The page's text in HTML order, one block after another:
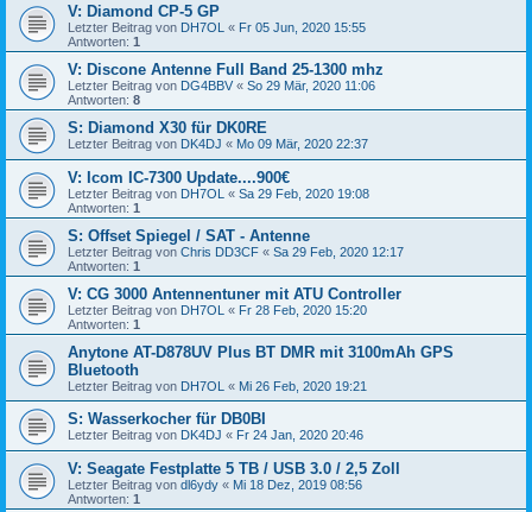
V: Diamond CP-5 GP
Letzter Beitrag von DH7OL « Fr 05 Jun, 2020 15:55
Antworten: 1
V: Discone Antenne Full Band 25-1300 mhz
Letzter Beitrag von DG4BBV « So 29 Mär, 2020 11:06
Antworten: 8
S: Diamond X30 für DK0RE
Letzter Beitrag von DK4DJ « Mo 09 Mär, 2020 22:37
V: Icom IC-7300 Update....900€
Letzter Beitrag von DH7OL « Sa 29 Feb, 2020 19:08
Antworten: 1
S: Offset Spiegel / SAT - Antenne
Letzter Beitrag von Chris DD3CF « Sa 29 Feb, 2020 12:17
Antworten: 1
V: CG 3000 Antennentuner mit ATU Controller
Letzter Beitrag von DH7OL « Fr 28 Feb, 2020 15:20
Antworten: 1
Anytone AT-D878UV Plus BT DMR mit 3100mAh GPS
Bluetooth
Letzter Beitrag von DH7OL « Mi 26 Feb, 2020 19:21
S: Wasserkocher für DB0BI
Letzter Beitrag von DK4DJ « Fr 24 Jan, 2020 20:46
V: Seagate Festplatte 5 TB / USB 3.0 / 2,5 Zoll
Letzter Beitrag von dl6ydy « Mi 18 Dez, 2019 08:56
Antworten: 1